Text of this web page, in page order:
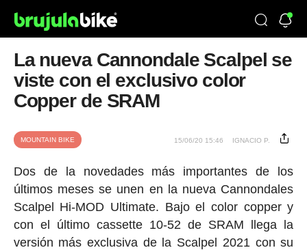
La nueva Cannondale Scalpel se
viste con el exclusivo color
Copper de SRAM
MOUNTAIN BIKE 15/06/20 15:46 IGNACIO P.
Dos de la novedades más importantes de los
últimos meses se unen en la nueva Cannondales
Scalpel Hi-MOD Ultimate. Bajo el color copper y
con el último cassette 10-52 de SRAM llega la
versión más exclusiva de la Scalpel 2021 con su